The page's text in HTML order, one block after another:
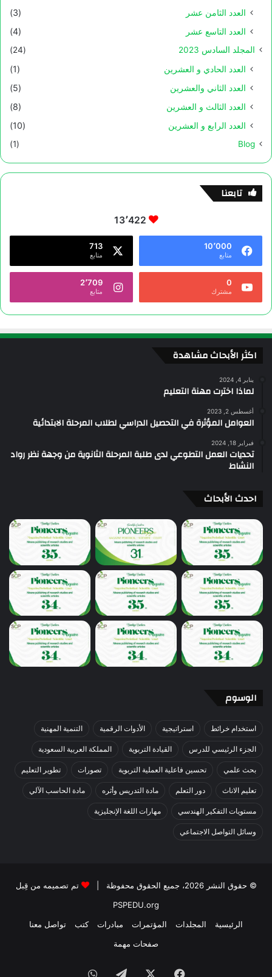
العدد الثامن عشر
(3)
العدد التاسع عشر
(4)
المجلد السادس 2023 (24)
العدد الحادي و العشرين
(1)
العدد الثاني والعشرين
(5)
العدد الثالث و العشرين
(8)
العدد الرابع و العشرين
(10)
Blog
(1)
تابعنا
13٬422
10٬000
متابع
713
متابع
0
مشترك
2٬709
متابع
اكثر الأبحاث مشاهدة
يناير 4, 2024
لماذا اخترت مهنة التعليم
أغسطس 2, 2023
العوامل المؤثرة في التحصيل الدراسي لطلاب المرحلة الابتدائية
فبراير 18, 2024
تحديات العمل التطوعي لدى طلبة المرحلة الثانوية من وجهة نظر رواد
النشاط
احدث الأبحاث
الوسوم
استخدام خرائط استراتيجية الأدوات الرقمية التنمية المهنية
الجزء الرئيسي للدرس القيادة التربوية المملكة العربية السعودية
بحث علمي تحسين فاعلية العملية التربوية تصورات تطوير التعليم
تعليم الاناث دور التعلم مادة التدريس وأثره مادة الحاسب الآلي
مستويات التفكير الهندسي مهارات اللغة الإنجليزية
وسائل التواصل الاجتماعي
© حقوق النشر 2026، جميع الحقوق محفوظة |
تم تصميمه من قِبل
PSPEDU.org
الرئيسية
المجلدات المؤتمرات مبادرات كتب
تواصل معنا
صفحات مهمة